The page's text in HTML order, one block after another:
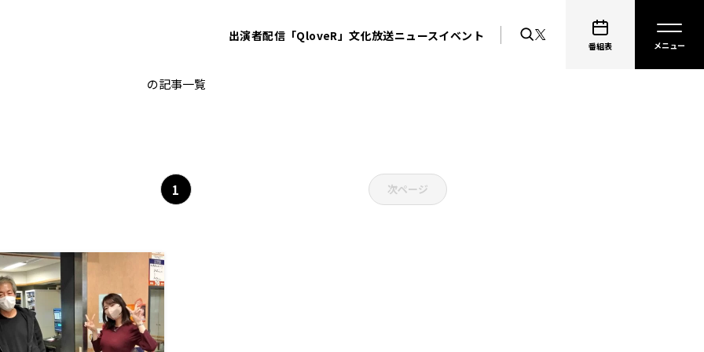
出演者配信「QloveR」文化放送ニュースイベント
番組表
いい夫婦の日
の記事一覧
1 次ページ